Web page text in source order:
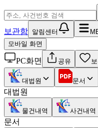
보관함 알림센터
모바일 화면
PC화면 공유
대법원 문서
대법원
물건내역 사건내역
문서